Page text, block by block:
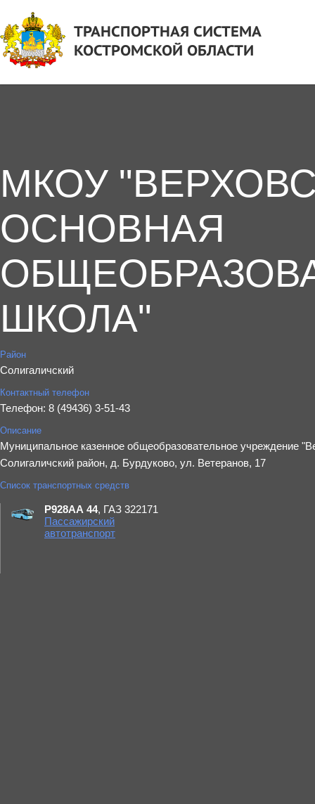
ТРАНСПОРТНАЯ СИСТЕМА
КОСТРОМСКОЙ ОБЛАСТИ
МКОУ
ОСНОВНАЯ
ШКОЛА"
Район
Солигаличский
Контактный телефон
Телефон: 8 (49436) 3-51-43
Описание
Муниципальное казенное общеобразовательное учреждение
Солигаличский район, д. Бурдуково, ул. Ветеранов, 17
Список транспортных средств
Р928АА 44, ГАЗ 322171
Пассажирский
автотранспорт